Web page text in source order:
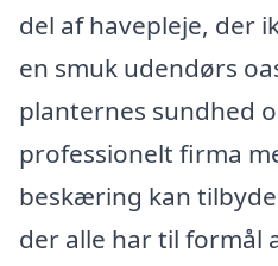
del af havepleje, der
en smuk udendørs
planternes sundhed
professionelt firma
beskæring kan
der alle har til formål